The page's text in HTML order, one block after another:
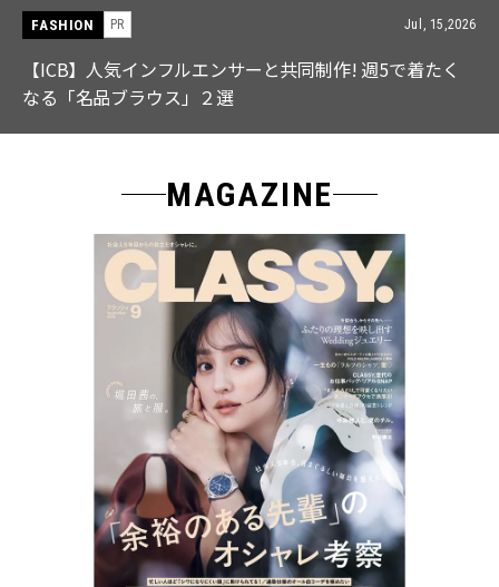
FASHION PR Jul, 15,2026
【ICB】人気インフルエンサーと共同制作! 週5で着たく
なる「名品ブラウス」２選
MAGAZINE